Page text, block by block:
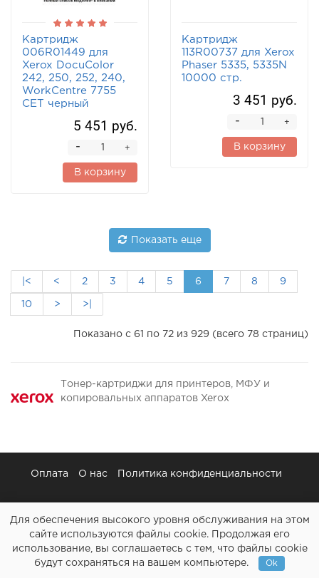
Картридж
006R01449 для
Xerox DocuColor
242, 250, 252, 240,
WorkCentre 7755
CET черный
5 451 руб.
+
-
В корзину
Картридж
113R00737 для Xerox
Phaser 5335, 5335N
10000 стр.
3 451 руб.
+
-
В корзину
Показать еще
|< < 2 3 4 5 6 7 8 9
10 > >|
Показано с 61 по 72 из 929 (всего 78 страниц)
Тонер-картриджи для принтеров, МФУ и
копировальных аппаратов Xerox
Оплата О нас Политика конфиденциальности
Картриджи и все для ремонта принтеров - Расходочка.рф
2013-2026 (c)
Для обеспечения высокого уровня обслуживания на этом
сайте используются файлы cookie. Продолжая его
использование, вы соглашаетесь с тем, что файлы cookie
будут сохраняться на вашем компьютере.
Ok